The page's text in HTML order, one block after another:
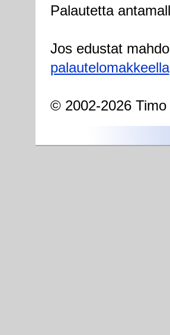
Palautetta
Jos edustat
palautelomakkeella
© 2002-2026